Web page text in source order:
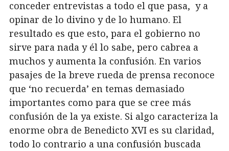
conceder entrevistas a todo el que pasa, y a
opinar de lo divino y de lo humano. El
resultado es que esto, para el gobierno no
sirve para nada y él lo sabe, pero cabrea a
muchos y aumenta la confusión. En varios
pasajes de la breve rueda de prensa reconoce
que ‘no recuerda’ en temas demasiado
importantes como para que se cree más
confusión de la ya existe. Si algo caracteriza la
enorme obra de Benedicto XVI es su claridad,
todo lo contrario a una confusión buscada